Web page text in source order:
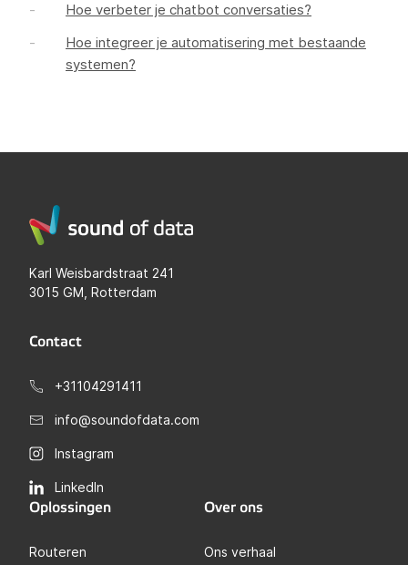
Hoe verbeter je chatbot conversaties?
Hoe integreer je automatisering met bestaande
systemen?
Karl Weisbardstraat 241
3015 GM, Rotterdam
Contact
+31104291411
info@soundofdata.com
Instagram
LinkedIn
Oplossingen
Routeren
Over ons
Ons verhaal